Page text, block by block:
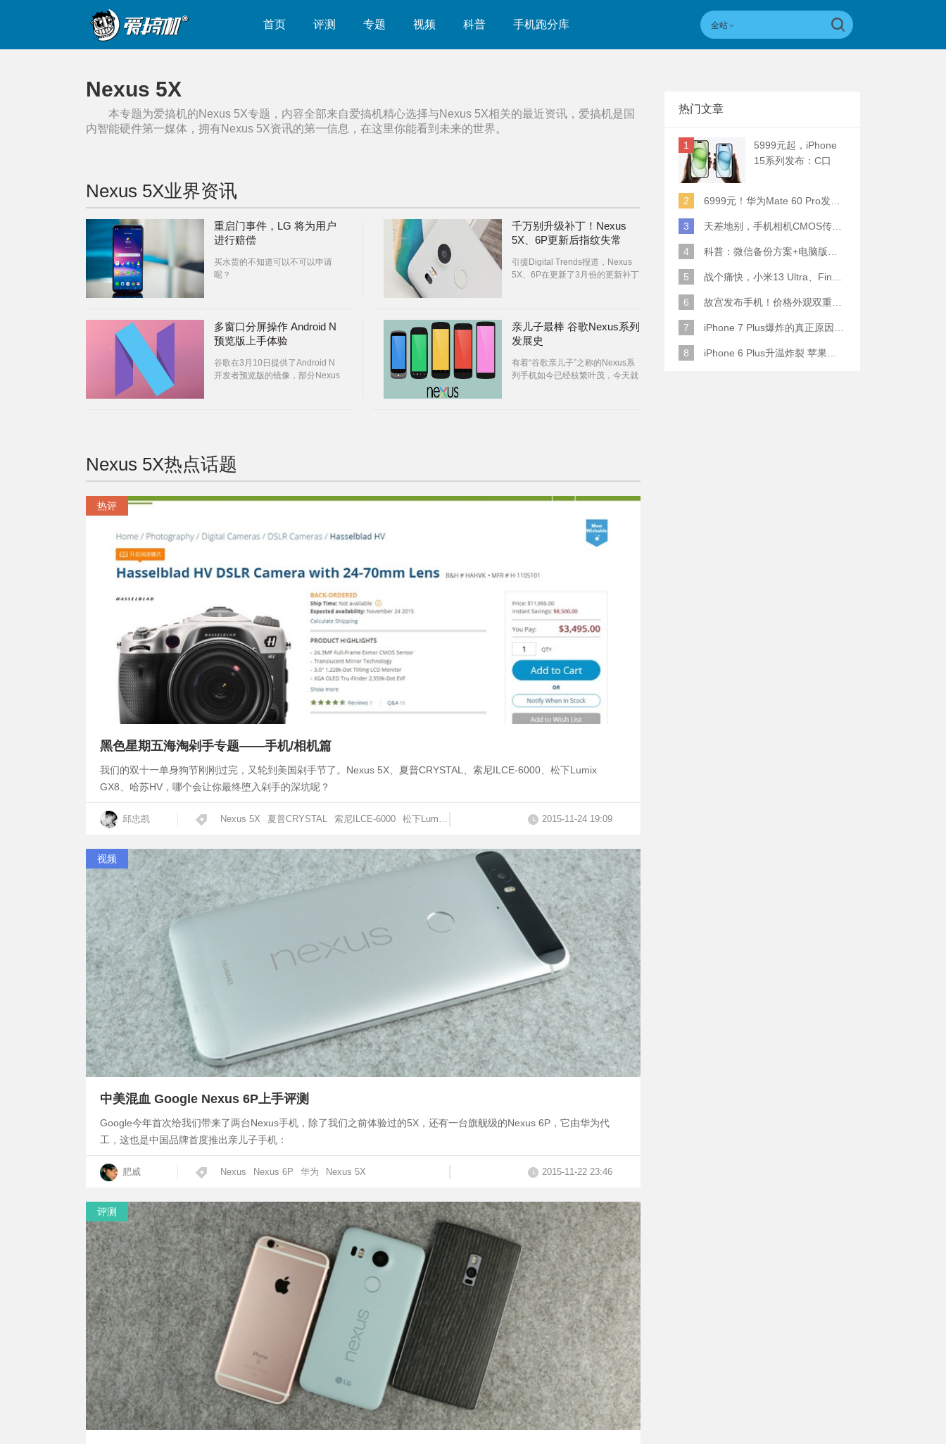
首页 评测 专题 视频 科普 手机跑分库 全站
Nexus 5X
本专题为爱搞机的Nexus 5X专题，内容全部来自爱搞机精心选择与Nexus 5X相关的最近资讯，爱搞机是国
内智能硬件第一媒体，拥有Nexus 5X资讯的第一信息，在这里你能看到未来的世界。
Nexus 5X业界资讯
重启门事件，LG 将为用户
进行赔偿
买水货的不知道可以不可以申请
呢？
千万别升级补丁！Nexus
5X、6P更新后指纹失常
引援Digital Trends报道，Nexus
5X、6P在更新了3月份的更新补丁
多窗口分屏操作 Android N
预览版上手体验
谷歌在3月10日提供了Android N
开发者预览版的镜像，部分Nexus
亲儿子最棒 谷歌Nexus系列
发展史
有着“谷歌亲儿子”之称的Nexus系
列手机如今已经枝繁叶茂，今天就
Nexus 5X热点话题
热评
黑色星期五海淘剁手专题——手机/相机篇
我们的双十一单身狗节刚刚过完，又轮到美国剁手节了。Nexus 5X、夏普CRYSTAL、索尼ILCE-6000、松下Lumix
GX8、哈苏HV，哪个会让你最终堕入剁手的深坑呢？
邱忠凯 Nexus 5X 夏普CRYSTAL 索尼ILCE-6000 松下Lumix GX8 2015-11-24 19:09
视频
中美混血 Google Nexus 6P上手评测
Google今年首次给我们带来了两台Nexus手机，除了我们之前体验过的5X，还有一台旗舰级的Nexus 6P，它由华为代
工，这也是中国品牌首度推出亲儿子手机：
肥威 Nexus Nexus 6P 华为 Nexus 5X 2015-11-22 23:46
评测
热门文章
1
5999元起，iPhone
15系列发布：C口
2
6999元！华为Mate 60 Pro发布：麒麟9000S+卫星通话 (附初步跑分)
3 天差地别，手机相机CMOS传感器实际面积对比
4 科普：微信备份方案+电脑版丢失数据恢复指南
5 战个痛快，小米13 Ultra、Find X6 Pro、vivo X90 Pro+、小米12SU拍照横评
6 故宫发布手机！价格外观双重逆天！
7 iPhone 7 Plus爆炸的真正原因原来是这样
8 iPhone 6 Plus升温炸裂 苹果赔了一部全新的